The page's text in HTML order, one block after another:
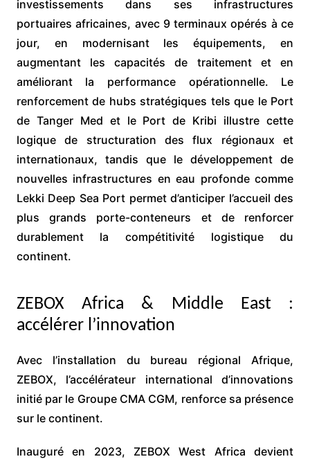
investissements dans ses infrastructures
portuaires africaines, avec 9 terminaux opérés à ce
jour, en modernisant les équipements, en
augmentant les capacités de traitement et en
améliorant la performance opérationnelle. Le
renforcement de hubs stratégiques tels que le Port
de Tanger Med et le Port de Kribi illustre cette
logique de structuration des flux régionaux et
internationaux, tandis que le développement de
nouvelles infrastructures en eau profonde comme
Lekki Deep Sea Port permet d’anticiper l’accueil des
plus grands porte-conteneurs et de renforcer
durablement la compétitivité logistique du
continent.
ZEBOX Africa & Middle East :
accélérer l’innovation
Avec l’installation du bureau régional Afrique,
ZEBOX, l’accélérateur international d’innovations
initié par le Groupe CMA CGM, renforce sa présence
sur le continent.
Inauguré en 2023, ZEBOX West Africa devient